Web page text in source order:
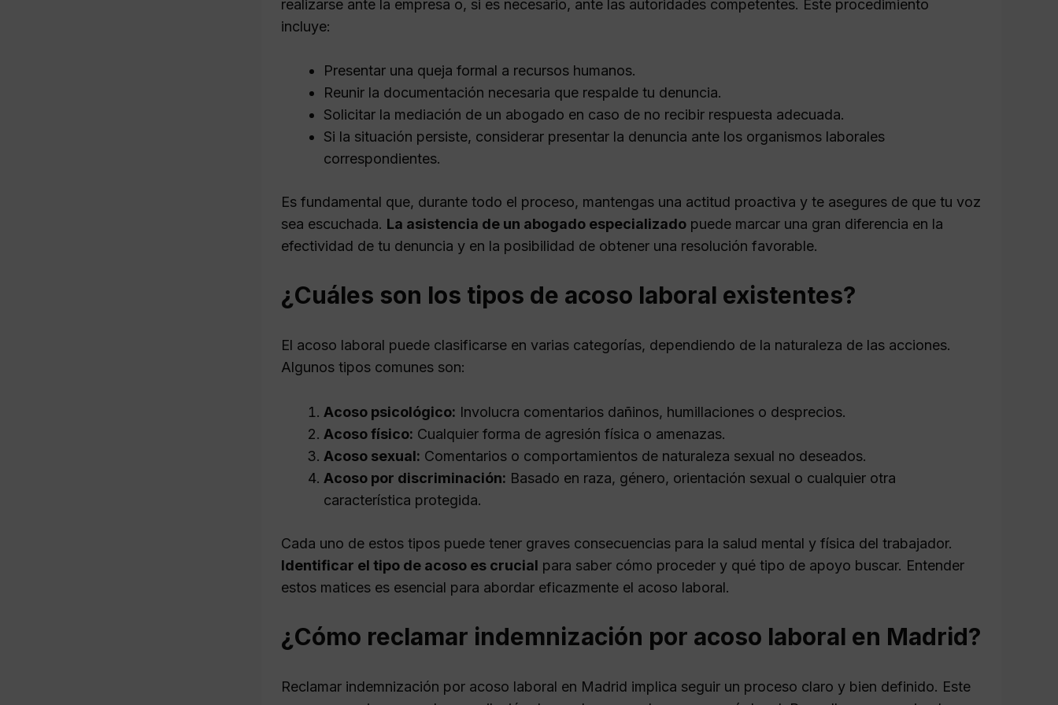
realizarse ante la empresa o, si es necesario, ante las autoridades competentes. Este procedimiento
incluye:
Presentar una queja formal a recursos humanos.
Reunir la documentación necesaria que respalde tu denuncia.
Solicitar la mediación de un abogado en caso de no recibir respuesta adecuada.
Si la situación persiste, considerar presentar la denuncia ante los organismos laborales
correspondientes.
Es fundamental que, durante todo el proceso, mantengas una actitud proactiva y te asegures de que tu voz
sea escuchada. La asistencia de un abogado especializado puede marcar una gran diferencia en la
efectividad de tu denuncia y en la posibilidad de obtener una resolución favorable.
¿Cuáles son los tipos de acoso laboral existentes?
El acoso laboral puede clasificarse en varias categorías, dependiendo de la naturaleza de las acciones.
Algunos tipos comunes son:
Acoso psicológico: Involucra comentarios dañinos, humillaciones o desprecios.
Acoso físico: Cualquier forma de agresión física o amenazas.
Acoso sexual: Comentarios o comportamientos de naturaleza sexual no deseados.
Acoso por discriminación: Basado en raza, género, orientación sexual o cualquier otra
característica protegida.
Cada uno de estos tipos puede tener graves consecuencias para la salud mental y física del trabajador.
Identificar el tipo de acoso es crucial para saber cómo proceder y qué tipo de apoyo buscar. Entender
estos matices es esencial para abordar eficazmente el acoso laboral.
¿Cómo reclamar indemnización por acoso laboral en Madrid?
Reclamar indemnización por acoso laboral en Madrid implica seguir un proceso claro y bien definido. Este